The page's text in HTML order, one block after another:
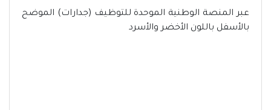
عبر المنصة الوطنية الموحدة للتوظيف (جدارات) الموضح
بالأسفل باللون الأخضر والأسرد